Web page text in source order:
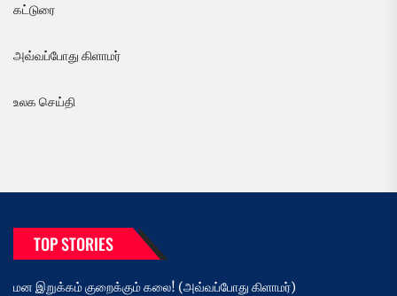
கட்டுரை
அவ்வப்போது கிளாமர்
உலக செய்தி
TOP STORIES
மன இறுக்கம் குறைக்கும் கலை! (அவ்வப்போது கிளாமர்)